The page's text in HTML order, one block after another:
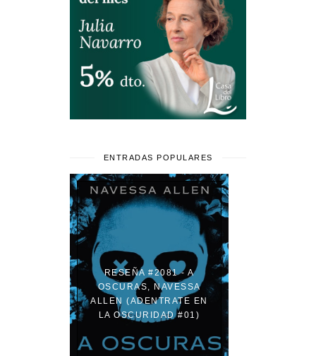
ENTRADAS POPULARES
RESEÑA #2081 - A
OSCURAS, NAVESSA
ALLEN (ADENTRATE EN
LA OSCURIDAD #01)